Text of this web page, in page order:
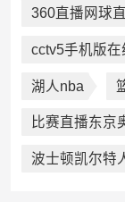
360直播网球
cctv5手机版在
湖人nba
比赛直播东京
波士顿凯尔特